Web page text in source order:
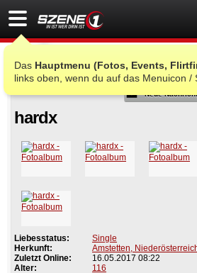
Das Hauptmenu (Fotos, Events,
links oben, wenn du auf das Menuicon /
Als Freund
Neue
hardx
Liebesstatus:
Single
Herkunft:
Amstetten,
Zuletzt Online:
16.05.2017 08:22
Alter:
116